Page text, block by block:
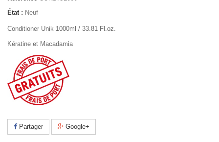
État : Neuf
Conditioner Unik 1000ml / 33.81 Fl.oz.
Kératine et Macadamia
Partager Google+